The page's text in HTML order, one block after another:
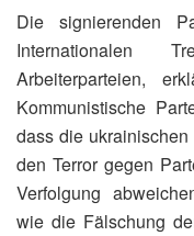
Die signierenden
Internationalen
Arbeiterparteien,
Kommunistische
dass die
den Terror gegen
Verfolgung
wie die Fälschung